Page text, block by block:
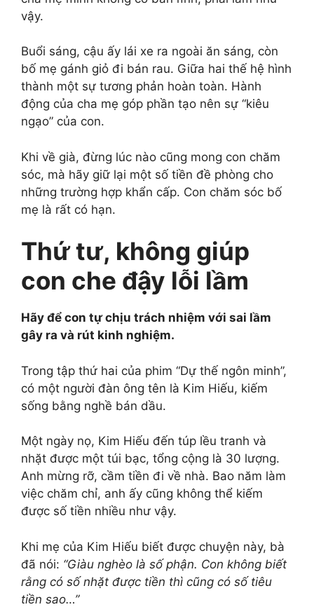
vậy.
Buổi sáng, cậu ấy lái xe ra ngoài ăn sáng, còn
bố mẹ gánh giỏ đi bán rau. Giữa hai thế hệ hình
thành một sự tương phản hoàn toàn. Hành
động của cha mẹ góp phần tạo nên sự “kiêu
ngạo” của con.
Khi về già, đừng lúc nào cũng mong con chăm
sóc, mà hãy giữ lại một số tiền đề phòng cho
những trường hợp khẩn cấp. Con chăm sóc bố
mẹ là rất có hạn.
Thứ tư, không giúp
con che đậy lỗi lầm
Hãy để con tự chịu trách nhiệm với sai lầm
gây ra và rút kinh nghiệm.
Trong tập thứ hai của phim “Dự thế ngôn minh”,
có một người đàn ông tên là Kim Hiếu, kiếm
sống bằng nghề bán dầu.
Một ngày nọ, Kim Hiếu đến túp lều tranh và
nhặt được một túi bạc, tổng cộng là 30 lượng.
Anh mừng rỡ, cầm tiền đi về nhà. Bao năm làm
việc chăm chỉ, anh ấy cũng không thể kiếm
được số tiền nhiều như vậy.
Khi mẹ của Kim Hiếu biết được chuyện này, bà
đã nói: “Giàu nghèo là số phận. Con không biết
rằng có số nhặt được tiền thì cũng có số tiêu
tiền sao…”